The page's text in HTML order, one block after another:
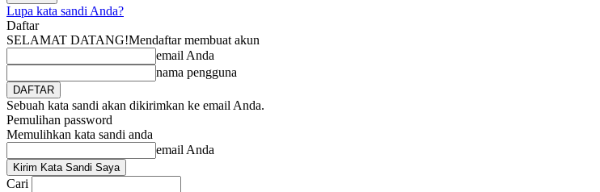
Lupa kata sandi Anda?
Daftar
SELAMAT DATANG!Mendaftar membuat akun
email Anda
nama pengguna
Sebuah kata sandi akan dikirimkan ke email Anda.
Pemulihan password
Memulihkan kata sandi anda
email Anda
Cari